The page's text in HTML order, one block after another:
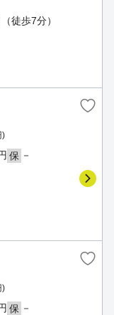
徒歩7分）
)
保 －
)
保 －